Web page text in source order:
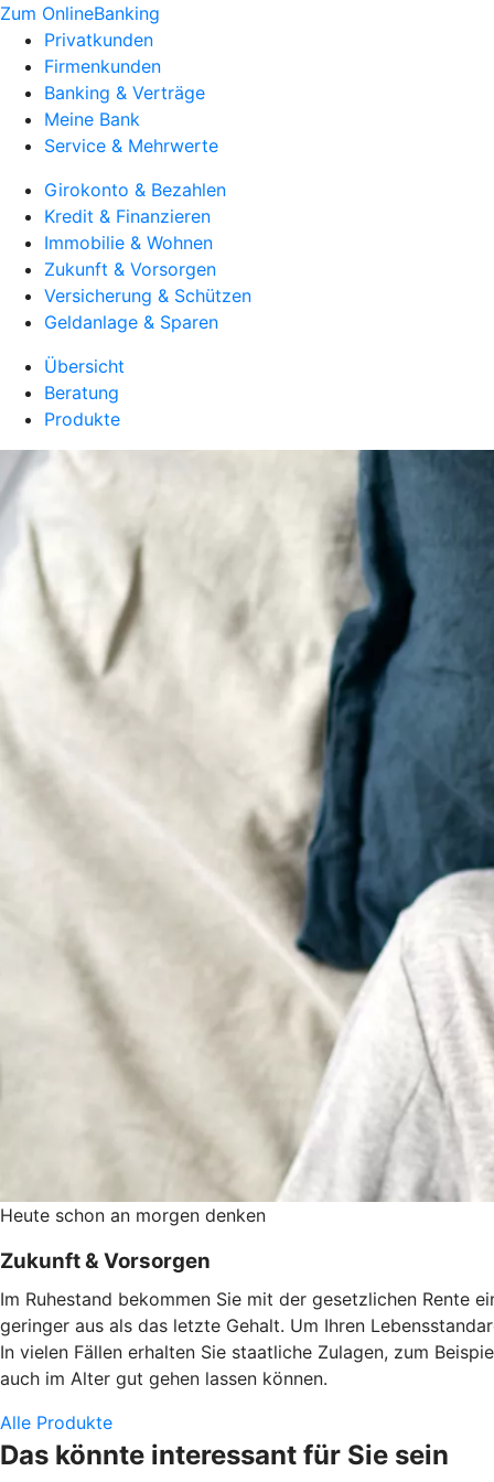
Zum OnlineBanking
Privatkunden
Firmenkunden
Banking & Verträge
Meine Bank
Service & Mehrwerte
Girokonto & Bezahlen
Kredit & Finanzieren
Immobilie & Wohnen
Zukunft & Vorsorgen
Versicherung & Schützen
Geldanlage & Sparen
Übersicht
Beratung
Produkte
Heute schon an morgen denken
Zukunft & Vorsorgen
Im Ruhestand bekommen Sie mit der gesetzlichen Rente
geringer aus als das letzte Gehalt. Um Ihren
In vielen Fällen erhalten Sie staatliche Zulagen, zum
auch im Alter gut gehen lassen können.
Alle Produkte
Das könnte interessant für Sie sein